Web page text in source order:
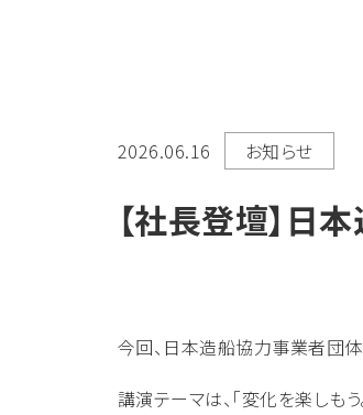
2026.06.16 お知らせ
【社長登壇】日
今回、日本造船協力事業者団
講演テーマは、「変化を楽しも